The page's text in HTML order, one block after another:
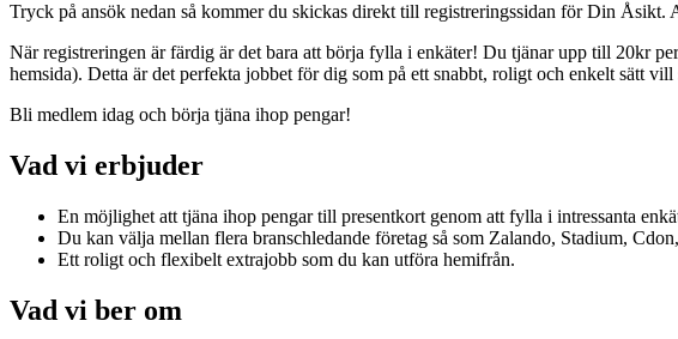
Tryck på ansök nedan så kommer du skickas direkt till registreringssidan för Din Åsikt.
När registreringen är färdig är det bara att börja fylla i enkäter! Du tjänar upp till 20kr
hemsida). Detta är det perfekta jobbet för dig som på ett snabbt, roligt och enkelt sätt
Bli medlem idag och börja tjäna ihop pengar!
Vad vi erbjuder
En möjlighet att tjäna ihop pengar till presentkort genom att fylla i intressanta
Du kan välja mellan flera branschledande företag så som Zalando, Stadium,
Ett roligt och flexibelt extrajobb som du kan utföra hemifrån.
Vad vi ber om